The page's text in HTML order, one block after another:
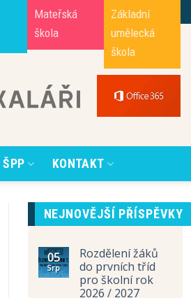
Mateřská
škola
Základní
umělecká
škola
ŠPP KONTAKT
NEJNOVĚJŠÍ PŘÍSPĚVKY
05
Srp
Rozdělení žáků
do prvních tříd
pro školní rok
2026 / 2027